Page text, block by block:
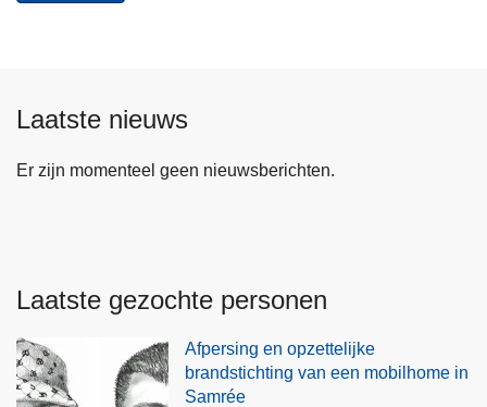
Laatste nieuws
Er zijn momenteel geen nieuwsberichten.
Laatste gezochte personen
Afpersing en opzettelijke
brandstichting van een mobilhome in
Samrée